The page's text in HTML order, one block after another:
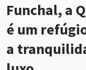
Funchal, a
é um
a